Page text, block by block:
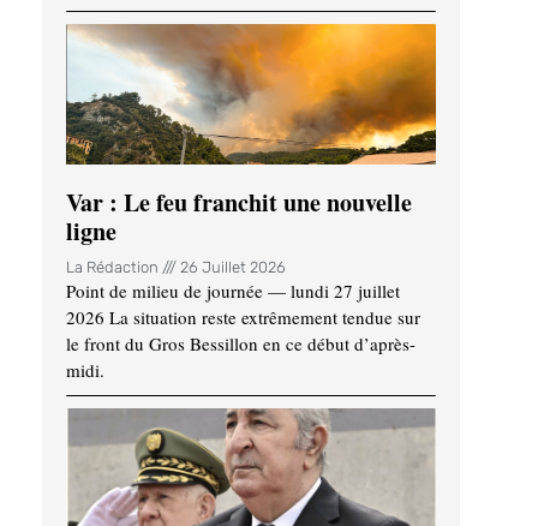
Var : Le feu franchit une nouvelle
ligne
La Rédaction 26 Juillet 2026
Point de milieu de journée — lundi 27 juillet
2026 La situation reste extrêmement tendue sur
le front du Gros Bessillon en ce début d’après-
midi.